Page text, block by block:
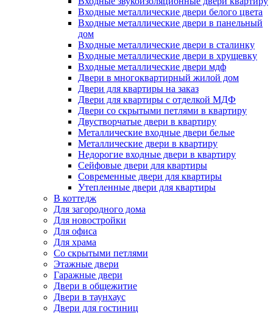
Входные металлические двери белого цвета
Входные металлические двери в панельный
дом
Входные металлические двери в сталинку
Входные металлические двери в хрущевку
Входные металлические двери мдф
Двери в многоквартирный жилой дом
Двери для квартиры на заказ
Двери для квартиры с отделкой МДФ
Двери со скрытыми петлями в квартиру
Двустворчатые двери в квартиру
Металлические входные двери белые
Металлические двери в квартиру
Недорогие входные двери в квартиру
Сейфовые двери для квартиры
Современные двери для квартиры
Утепленные двери для квартиры
В коттедж
Для загородного дома
Для новостройки
Для офиса
Для храма
Со скрытыми петлями
Этажные двери
Гаражные двери
Двери в общежитие
Двери в таунхаус
Двери для гостиниц